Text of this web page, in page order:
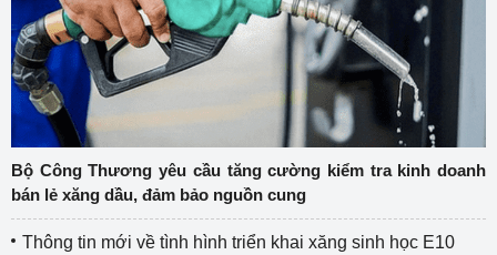
Bộ Công Thương yêu cầu tăng cường kiểm tra kinh doanh
bán lẻ xăng dầu, đảm bảo nguồn cung
Thông tin mới về tình hình triển khai xăng sinh học E10